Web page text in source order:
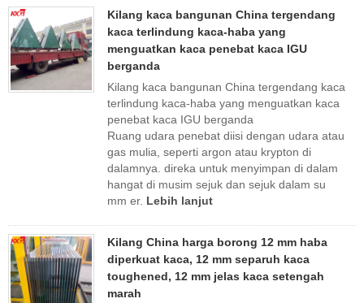
Kilang kaca bangunan China tergendang
kaca terlindung kaca-haba yang
menguatkan kaca penebat kaca IGU
berganda
Kilang kaca bangunan China tergendang kaca
terlindung kaca-haba yang menguatkan kaca
penebat kaca IGU berganda
Ruang udara penebat diisi dengan udara atau
gas mulia, seperti argon atau krypton di
dalamnya. direka untuk menyimpan di dalam
hangat di musim sejuk dan sejuk dalam su
mm er. Lebih lanjut
Kilang China harga borong 12 mm haba
diperkuat kaca, 12 mm separuh kaca
toughened, 12 mm jelas kaca setengah
marah